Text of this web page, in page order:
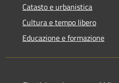
Catasto e urbanistica
Cultura e tempo libero
Educazione e formazione